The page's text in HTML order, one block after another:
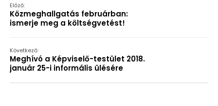
Előző:
Közmeghallgatás februárban:
ismerje meg a költségvetést!
Következő:
Meghívó a Képviselő-testület 2018.
január 25-i informális ülésére